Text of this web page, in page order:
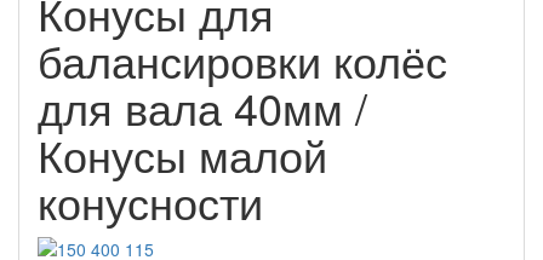
Конусы для
балансировки колёс
для вала 40мм /
Конусы малой
конусности